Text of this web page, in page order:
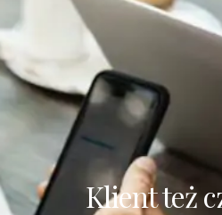
Klient też